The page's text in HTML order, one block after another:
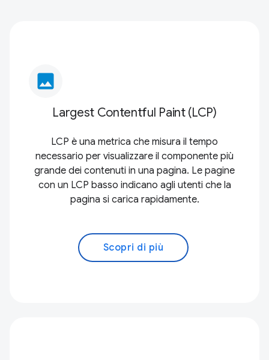
image
Largest Contentful Paint (LCP)
LCP è una metrica che misura il tempo
necessario per visualizzare il componente più
grande dei contenuti in una pagina. Le pagine
con un LCP basso indicano agli utenti che la
pagina si carica rapidamente.
Scopri di più